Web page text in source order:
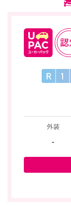
外装
-